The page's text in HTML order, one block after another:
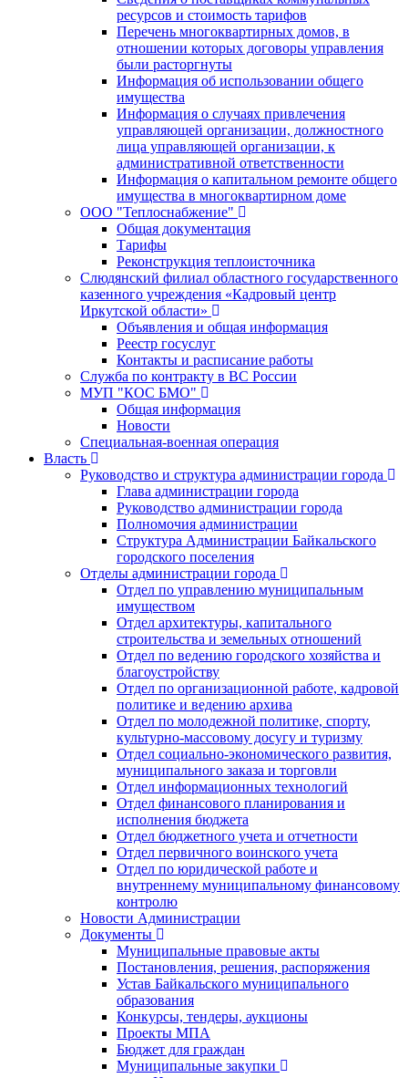
ресурсов и стоимость тарифов
Перечень многоквартирных домов, в
отношении которых договоры управления
были расторгнуты
Информация об использовании общего
имущества
Информация о случаях привлечения
управляющей организации, должностного
лица управляющей организации, к
административной ответственности
Информация о капитальном ремонте общего
имущества в многоквартирном доме
ООО "Теплоснабжение"
Общая документация
Тарифы
Реконструкция теплоисточника
Слюдянский филиал областного государственного
казенного учреждения «Кадровый центр
Иркутской области»
Объявления и общая информация
Реестр госуслуг
Контакты и расписание работы
Служба по контракту в ВС России
МУП "КОС БМО"
Общая информация
Новости
Специальная-военная операция
Власть
Руководство и структура администрации города
Глава администрации города
Руководство администрации города
Полномочия администрации
Структура Администрации Байкальского
городского поселения
Отделы администрации города
Отдел по управлению муниципальным
имуществом
Отдел архитектуры, капитального
строительства и земельных отношений
Отдел по ведению городского хозяйства и
благоустройству
Отдел по организационной работе, кадровой
политике и ведению архива
Отдел по молодежной политике, спорту,
культурно-массовому досугу и туризму
Отдел социально-экономического развития,
муниципального заказа и торговли
Отдел информационных технологий
Отдел финансового планирования и
исполнения бюджета
Отдел бюджетного учета и отчетности
Отдел первичного воинского учета
Отдел по юридической работе и
внутреннему муниципальному финансовому
контролю
Новости Администрации
Документы
Муниципальные правовые акты
Постановления, решения, распоряжения
Устав Байкальского муниципального
образования
Конкурсы, тендеры, аукционы
Проекты МПА
Бюджет для граждан
Муниципальные закупки